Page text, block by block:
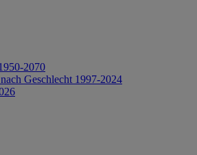
2070
Geschlecht 1997-2024